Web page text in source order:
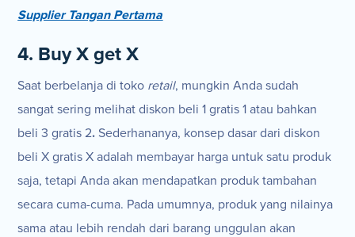
Supplier Tangan Pertama
4. Buy X get X
Saat berbelanja di toko retail, mungkin Anda sudah
sangat sering melihat diskon beli 1 gratis 1 atau bahkan
beli 3 gratis 2.Sederhananya, konsep dasar dari diskon
beli X gratis X adalah membayar harga untuk satu produk
saja, tetapi Anda akan mendapatkan produk tambahan
secara cuma-cuma. Pada umumnya, produk yang nilainya
sama atau lebih rendah dari barang unggulan akan